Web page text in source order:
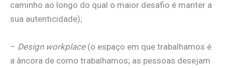
caminho ao longo do qual o maior desafio é manter a
sua autenticidade);
– Design workplace(o espaço em que trabalhamos é
a âncora de como trabalhamos; as pessoas desejam